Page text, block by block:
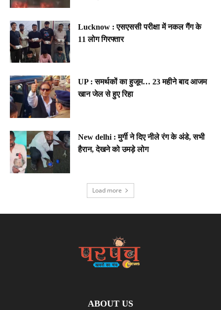
Lucknow : एसएससी परीक्षा में नकल गैंग के
11 लोग गिरफ्तार
UP : समर्थकों का हुजूम… 23 महीने बाद आजम
खान जेल से हुए रिहा
New delhi : मुर्गी ने दिए नीले रंग के अंडे, सभी
हैरान, देखने को उमड़े लोग
Load more
ABOUT US